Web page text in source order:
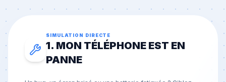
SIMULATION DIRECTE
1. MON TÉLÉPHONE EST EN
PANNE